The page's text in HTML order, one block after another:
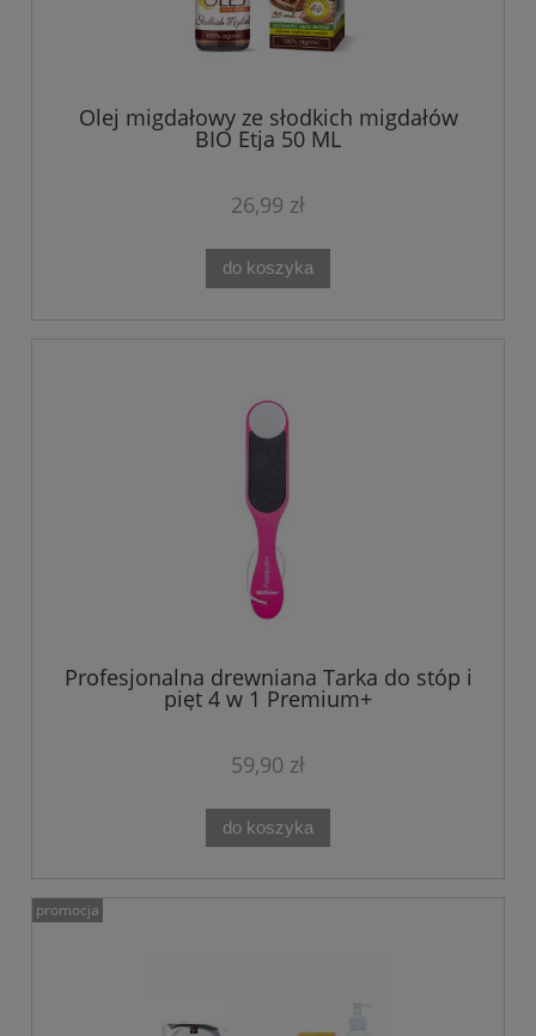
Olej migdałowy ze słodkich migdałów
BIO Etja 50 ML
26,99 zł
do koszyka
Profesjonalna drewniana Tarka do stóp i
pięt 4 w 1 Premium+
59,90 zł
do koszyka
promocja